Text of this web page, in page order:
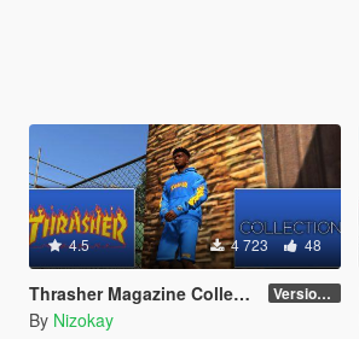
4.5 4 723 48
Thrasher Magazine Collection - Clothing Pack Version 1.0
By Nizokay